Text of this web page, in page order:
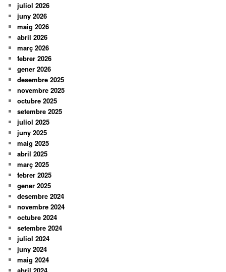
juliol 2026
juny 2026
maig 2026
abril 2026
març 2026
febrer 2026
gener 2026
desembre 2025
novembre 2025
octubre 2025
setembre 2025
juliol 2025
juny 2025
maig 2025
abril 2025
març 2025
febrer 2025
gener 2025
desembre 2024
novembre 2024
octubre 2024
setembre 2024
juliol 2024
juny 2024
maig 2024